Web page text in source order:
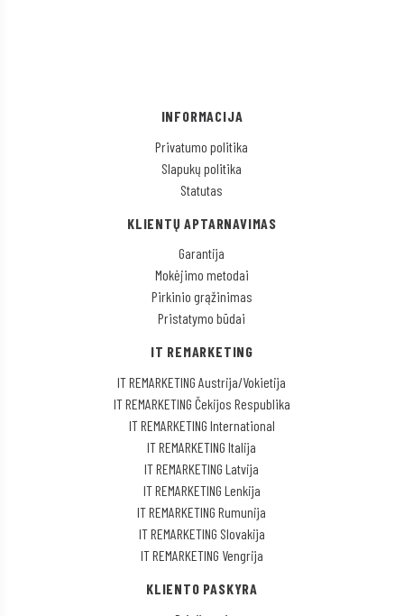
INFORMACIJA
Privatumo politika
Slapukų politika
Statutas
KLIENTŲ APTARNAVIMAS
Garantija
Mokėjimo metodai
Pirkinio grąžinimas
Pristatymo būdai
IT REMARKETING
IT REMARKETING Austrija/Vokietija
IT REMARKETING Čekijos Respublika
IT REMARKETING International
IT REMARKETING Italija
IT REMARKETING Latvija
IT REMARKETING Lenkija
IT REMARKETING Rumunija
IT REMARKETING Slovakija
IT REMARKETING Vengrija
KLIENTO PASKYRA